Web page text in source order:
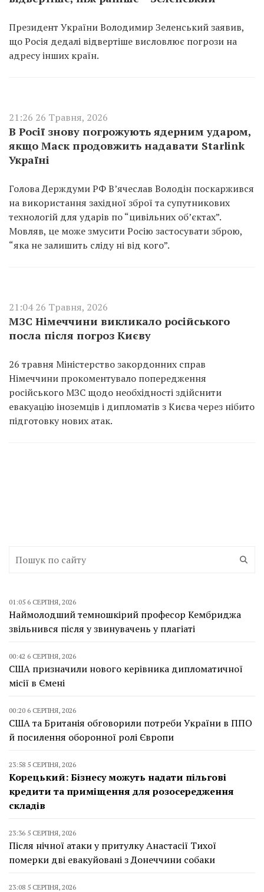
Президент України Володимир Зеленський заявив,
що Росія дедалі відвертіше висловлює погрози на
адресу інших країн.
21:26 26 Травня, 2026
В Росії знову погрожують ядерним ударом,
якщо Маск продовжить надавати Starlink
Україні
Голова Держдуми РФ В’ячеслав Володін поскаржився
на використання західної зброї та супутникових
технологій для ударів по “цивільних об’єктах”.
Мовляв, це може змусити Росію застосувати зброю,
“яка не залишить сліду ні від кого”.
21:04 26 Травня, 2026
МЗС Німеччини викликало російського
посла після погроз Києву
26 травня Міністерство закордонних справ
Німеччини прокоментувало попередження
російського МЗС щодо необхідності здійснити
евакуацію іноземців і дипломатів з Києва через нібито
підготовку нових атак.
01:05 6 СЕРПНЯ, 2026
Наймолодший темношкірий професор Кембриджа
звільнився після у звинувачень у плагіаті
00:42 6 СЕРПНЯ, 2026
США призначили нового керівника дипломатичної
місії в Ємені
00:20 6 СЕРПНЯ, 2026
США та Британія обговорили потреби України в ППО
й посилення оборонної ролі Європи
23:58 5 СЕРПНЯ, 2026
Корецький: Бізнесу можуть надати пільгові
кредити та приміщення для розосередження
складів
23:36 5 СЕРПНЯ, 2026
Після нічної атаки у притулку Анастасії Тихої
померки дві евакуйовані з Донеччини собаки
23:08 5 СЕРПНЯ, 2026